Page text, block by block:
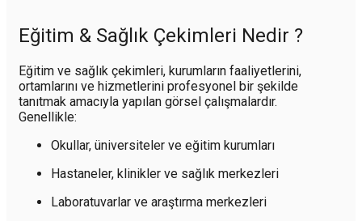
Eğitim & Sağlık Çekimleri Nedir ?
Eğitim ve sağlık çekimleri, kurumların faaliyetlerini,
ortamlarını ve hizmetlerini profesyonel bir şekilde
tanıtmak amacıyla yapılan görsel çalışmalardır.
Genellikle:
Okullar, üniversiteler ve eğitim kurumları
Hastaneler, klinikler ve sağlık merkezleri
Laboratuvarlar ve araştırma merkezleri